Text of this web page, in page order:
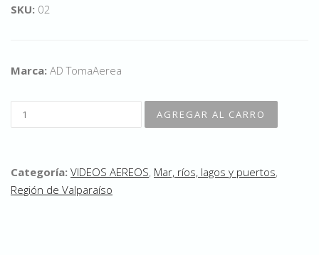
SKU: 02
Marca: AD TomaAerea
Categoría: VIDEOS AEREOS, Mar, ríos, lagos y puertos,
Región de Valparaíso